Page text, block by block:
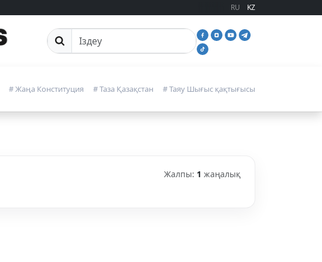
RU KZ
Сайттан іздеу
# Жаңа Конституция # Таза Қазақстан # Таяу Шығыс қақтығысы
Жалпы: 1 жаңалық